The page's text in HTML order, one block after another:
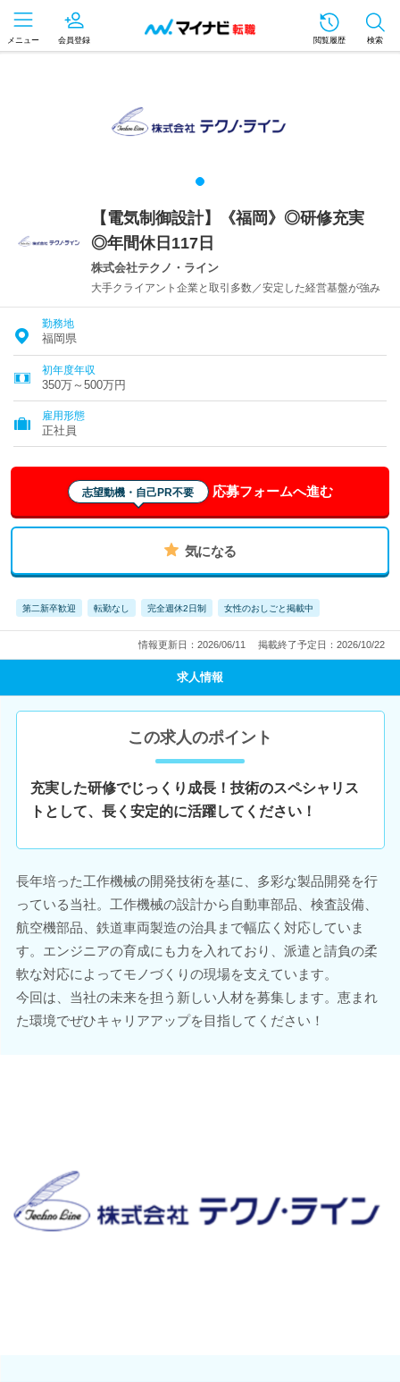
メニュー 会員登録 閲覧履歴 検索
【電気制御設計】《福岡》◎研修充実
◎年間休日117日
株式会社テクノ・ライン
大手クライアント企業と取引多数／安定した経営基盤が強み
勤務地
福岡県
初年度年収
350万～500万円
雇用形態
正社員
志望動機・自己PR不要 応募フォームへ進む
気になる
第二新卒歓迎 転勤なし 完全週休2日制 女性のおしごと掲載中
情報更新日：2026/06/11 掲載終了予定日：2026/10/22
求人情報
この求人のポイント
充実した研修でじっくり成長！技術のスペシャリス
トとして、長く安定的に活躍してください！
長年培った工作機械の開発技術を基に、多彩な製品開発を行
っている当社。工作機械の設計から自動車部品、検査設備、
航空機部品、鉄道車両製造の治具まで幅広く対応していま
す。エンジニアの育成にも力を入れており、派遣と請負の柔
軟な対応によってモノづくりの現場を支えています。
今回は、当社の未来を担う新しい人材を募集します。恵まれ
た環境でぜひキャリアアップを目指してください！